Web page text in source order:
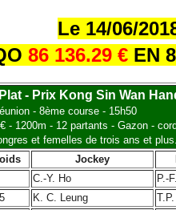
Le 14/06/
86 136.29 €EN 8
- Prix Kong Sin Wan
- 8ème course - 15h50
- 1200m - 12 partants - Gazon -
et femelles de trois ans et plus.
Jockey
C.-Y. Ho P.-
K. C. Leung